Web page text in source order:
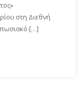
στη Διεθνή
[…]